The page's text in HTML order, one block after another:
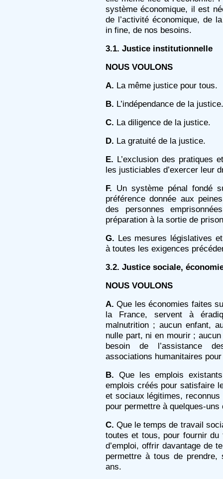
système économique, il est
de l’activité économique, de
in fine, de nos besoins.
3.1. Justice institutionnelle
NOUS VOULONS
A. La même justice pour tous.
B. L’indépendance de la justice.
C. La diligence de la justice.
D. La gratuité de la justice.
E. L’exclusion des pratiques
les justiciables d’exercer leur
F. Un système pénal fondé
préférence donnée aux
des personnes
préparation à la sortie de
G. Les mesures législatives
à toutes les exigences
3.2. Justice sociale,
NOUS VOULONS
A. Que les économies faites
la France, servent à
malnutrition ; aucun enfant,
nulle part, ni en mourir ;
besoin de l’assistance
associations humanitaires
B. Que les emplois
emplois créés pour satisfaire
et sociaux légitimes,
pour permettre à quelques-
C. Que le temps de travail
toutes et tous, pour fournir
d’emploi, offrir davantage de
permettre à tous de
ans.